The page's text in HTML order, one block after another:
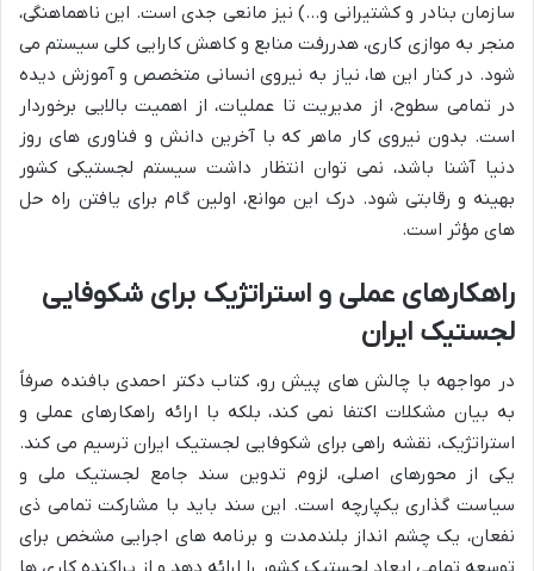
سازمان بنادر و کشتیرانی و…) نیز مانعی جدی است. این ناهماهنگی،
منجر به موازی کاری، هدررفت منابع و کاهش کارایی کلی سیستم می
شود. در کنار این ها، نیاز به نیروی انسانی متخصص و آموزش دیده
در تمامی سطوح، از مدیریت تا عملیات، از اهمیت بالایی برخوردار
است. بدون نیروی کار ماهر که با آخرین دانش و فناوری های روز
دنیا آشنا باشد، نمی توان انتظار داشت سیستم لجستیکی کشور
بهینه و رقابتی شود. درک این موانع، اولین گام برای یافتن راه حل
های مؤثر است.
راهکارهای عملی و استراتژیک برای شکوفایی
لجستیک ایران
در مواجهه با چالش های پیش رو، کتاب دکتر احمدی بافنده صرفاً
به بیان مشکلات اکتفا نمی کند، بلکه با ارائه راهکارهای عملی و
استراتژیک، نقشه راهی برای شکوفایی لجستیک ایران ترسیم می کند.
یکی از محورهای اصلی، لزوم تدوین سند جامع لجستیک ملی و
سیاست گذاری یکپارچه است. این سند باید با مشارکت تمامی ذی
نفعان، یک چشم انداز بلندمدت و برنامه های اجرایی مشخص برای